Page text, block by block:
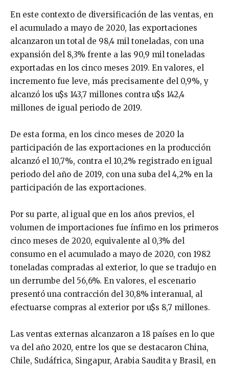
En este contexto de diversificación de las ventas, en
el acumulado a mayo de 2020, las exportaciones
alcanzaron un total de 98,4 mil toneladas, con una
expansión del 8,3% frente a las 90,9 mil toneladas
exportadas en los cinco meses 2019. En valores, el
incremento fue leve, más precisamente del 0,9%, y
alcanzó los u$s 143,7 millones contra u$s 142,4
millones de igual periodo de 2019.
De esta forma, en los cinco meses de 2020 la
participación de las exportaciones en la producción
alcanzó el 10,7%, contra el 10,2% registrado en igual
periodo del año de 2019, con una suba del 4,2% en la
participación de las exportaciones.
Por su parte, al igual que en los años previos, el
volumen de importaciones fue ínfimo en los primeros
cinco meses de 2020, equivalente al 0,3% del
consumo en el acumulado a mayo de 2020, con 1982
toneladas compradas al exterior, lo que se tradujo en
un derrumbe del 56,6%. En valores, el escenario
presentó una contracción del 30,8% interanual, al
efectuarse compras al exterior por u$s 8,7 millones.
Las ventas externas alcanzaron a 18 países en lo que
va del año 2020, entre los que se destacaron China,
Chile, Sudáfrica, Singapur, Arabia Saudita y Brasil, en